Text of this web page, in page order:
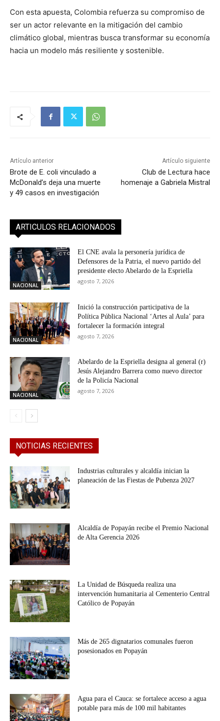
Con esta apuesta, Colombia refuerza su compromiso de
ser un actor relevante en la mitigación del cambio
climático global, mientras busca transformar su economía
hacia un modelo más resiliente y sostenible.
Artículo anterior
Brote de E. coli vinculado a
McDonald’s deja una muerte
y 49 casos en investigación
Artículo siguiente
Club de Lectura hace
homenaje a Gabriela Mistral
ARTICULOS RELACIONADOS
NACIONAL
El CNE avala la personería jurídica de
Defensores de la Patria, el nuevo partido del
presidente electo Abelardo de la Espriella
agosto 7, 2026
NACIONAL
Inició la construcción participativa de la
Política Pública Nacional ‘Artes al Aula’ para
fortalecer la formación integral
agosto 7, 2026
NACIONAL
Abelardo de la Espriella designa al general (r)
Jesús Alejandro Barrera como nuevo director
de la Policía Nacional
agosto 7, 2026
NOTICIAS RECIENTES
Industrias culturales y alcaldía inician la
planeación de las Fiestas de Pubenza 2027
Alcaldía de Popayán recibe el Premio Nacional
de Alta Gerencia 2026
La Unidad de Búsqueda realiza una
intervención humanitaria al Cementerio Central
Católico de Popayán
Más de 265 dignatarios comunales fueron
posesionados en Popayán
Agua para el Cauca: se fortalece acceso a agua
potable para más de 100 mil habitantes